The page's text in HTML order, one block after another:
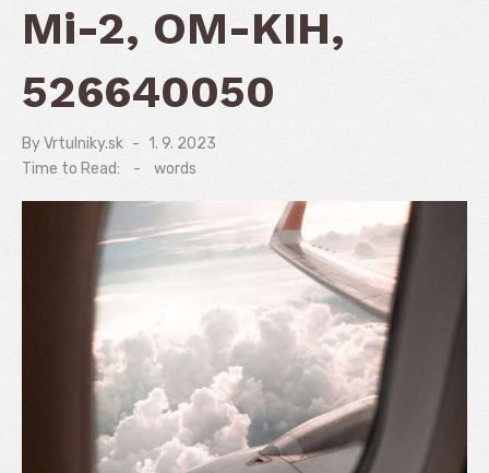
Mi-2, OM-KIH,
526640050
ByVrtulniky.sk
Posted
on
1. 9. 2023
Time to Read:
- words